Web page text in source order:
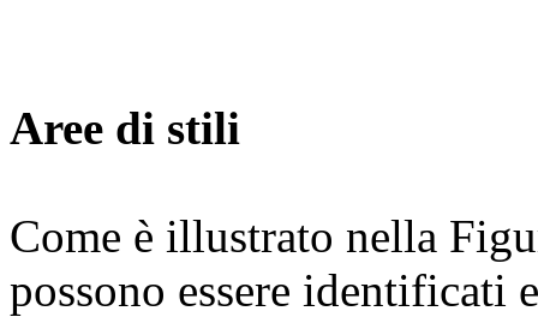
Aree di stili
Come è illustrato nella
possono essere identificati